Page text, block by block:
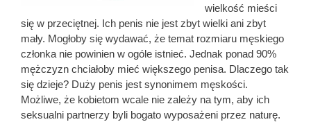
wielkość mieści
się w przeciętnej. Ich penis nie jest zbyt wielki ani zbyt
mały. Mogłoby się wydawać, że temat rozmiaru męskiego
członka nie powinien w ogóle istnieć. Jednak ponad 90%
mężczyzn chciałoby mieć większego penisa. Dlaczego tak
się dzieje? Duży penis jest synonimem męskości.
Możliwe, że kobietom wcale nie zależy na tym, aby ich
seksualni partnerzy byli bogato wyposażeni przez naturę.